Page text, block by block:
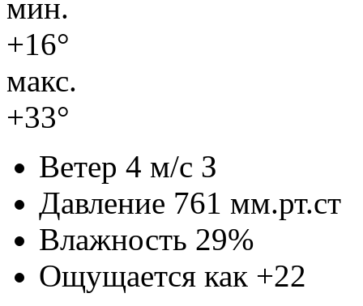
мин.
+16°
макс.
+33°
Ветер 4 м/с З
Давление 761 мм.рт.ст
Влажность 29%
Ощущается как +22